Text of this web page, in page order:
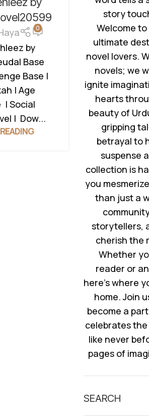
BASED,
NOVEL
0
by
Base
Base |
| Age
| Social
| Dow...
story
Welcome
ultimate
novel lovers.
novels; we
ignite
hearts
beauty of
gripping
betrayal to
suspense
collection is
you
than just a
storytellers,
cherish the
Whether
reader or
here’s where
home. Join
become a
celebrates
like never
pages of
SEARCH